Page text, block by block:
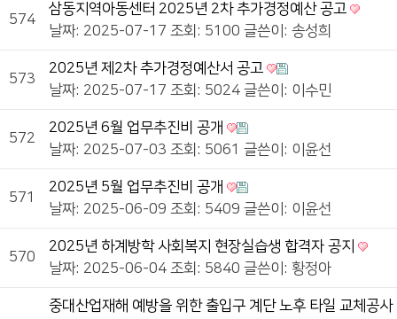
574
삼동지역아동센터 2025년 2차 추가경정예산 공고
날짜: 2025-07-17 조회: 5100 글쓴이: 송성희
573
2025년 제2차 추가경정예산서 공고
날짜: 2025-07-17 조회: 5024 글쓴이: 이수민
572
2025년 6월 업무추진비 공개
날짜: 2025-07-03 조회: 5061 글쓴이: 이윤선
571
2025년 5월 업무추진비 공개
날짜: 2025-06-09 조회: 5409 글쓴이: 이윤선
570
2025년 하계방학 사회복지 현장실습생 합격자 공지
날짜: 2025-06-04 조회: 5840 글쓴이: 황정아
중대산업재해 예방을 위한 출입구 계단 노후 타일 교체공사